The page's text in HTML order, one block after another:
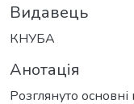
Видавець
КНУБА
Анотація
Розглянуто